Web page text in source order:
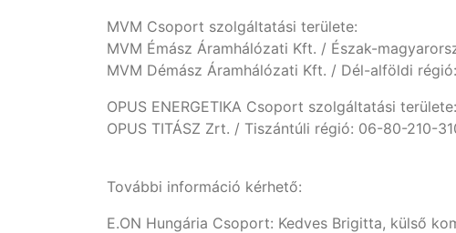
MVM Csoport szolgáltatási területe:
MVM Émász Áramhálózati Kft. / Észak-
MVM Démász Áramhálózati Kft. / Dél-alföldi
OPUS ENERGETIKA Csoport szolgáltatási területe:
OPUS TITÁSZ Zrt. / Tiszántúli régió: 06-80-210-
További információ kérhető:
E.ON Hungária Csoport: Kedves Brigitta, külső